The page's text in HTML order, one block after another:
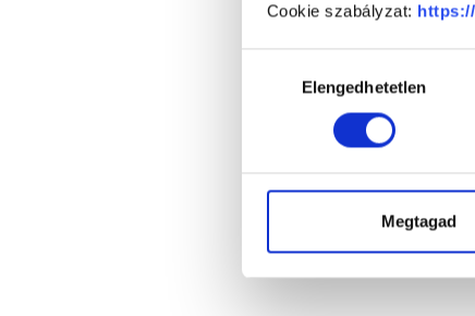
Cookie szabályzat:
kiválasztásaElengedhetetlen
Megtagad